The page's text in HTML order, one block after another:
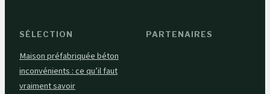
SÉLECTION
Maison préfabriquée béton
inconvénients : ce qu’il faut
vraiment savoir
PARTENAIRES